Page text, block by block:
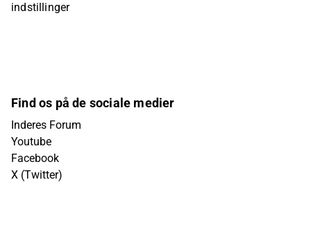
indstillinger
Find os på de sociale medier
Inderes Forum
Youtube
Facebook
X (Twitter)